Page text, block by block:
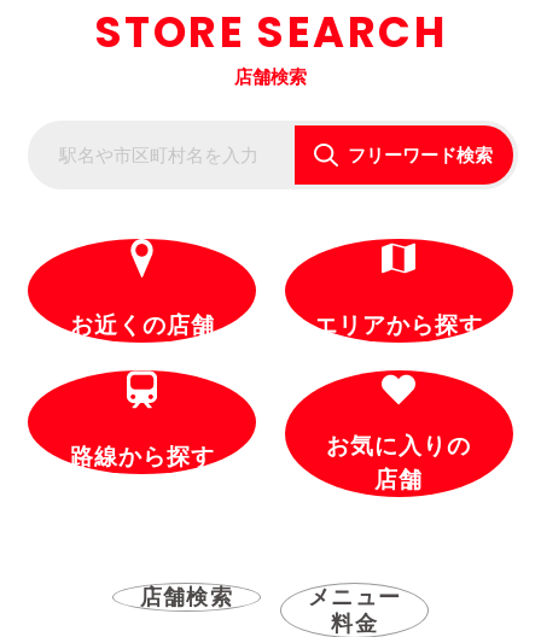
STORE SEARCH
店舗検索
フリーワード検索
お近くの店舗 エリアから探す
路線から探す
お気に入りの
店舗
店舗検索
メニュー
料金